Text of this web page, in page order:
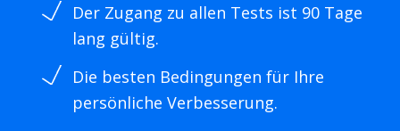
Der Zugang zu allen Tests ist 90 Tage
lang gültig.
Die besten Bedingungen für Ihre
persönliche Verbesserung.